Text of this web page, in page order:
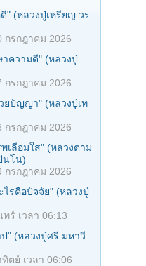
" (หลวงปู่เหรียญ วร
กรกฎาคม 2026
าความดี" (หลวงปู่
กรกฎาคม 2026
ยปัญญา" (หลวงปู่เท
กรกฎาคม 2026
เลื่อมใส" (หลวงตาม
โน)
กรกฎาคม 2026
ไรคือปัจจัย" (หลวงปู่
ทร์ เวลา 06:13
" (หลวงปู่ศรี มหาวี
ทิตย์ เวลา 06:06